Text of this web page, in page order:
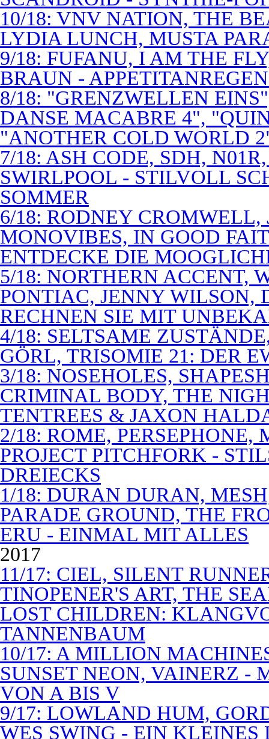
10/18: VNV NATION, THE
LYDIA LUNCH, MUSTA
9/18: FUFANU, I AM THE
BRAUN -
8/18: "GRENZWELLEN
DANSE MACABRE 4",
"ANOTHER COLD WORLD
7/18: ASH CODE, SDH,
SWIRLPOOL - STILVOLL
SOMMER
6/18: RODNEY
MONOVIBES, IN GOOD
ENTDECKE DIE
5/18: NORTHERN ACCENT,
PONTIAC, JENNY WILSON,
RECHNEN SIE MIT
4/18: SELTSAME
GÖRL, TRISOMIE 21: DER
3/18: NOSEHOLES,
CRIMINAL BODY, THE
TENTREES & JAXON
2/18: ROME,
PROJECT PITCHFORK -
DREIECKS
1/18: DURAN DURAN,
PARADE GROUND, THE
ERU - EINMAL MIT ALLES
2017
11/17: CIEL, SILENT
TINOPENER'S ART, THE
LOST CHILDREN:
TANNENBAUM
10/17: A MILLION
SUNSET NEON, VAINERZ -
VON A BIS V
9/17: LOWLAND HUM,
WES SWING - EIN KLEINES